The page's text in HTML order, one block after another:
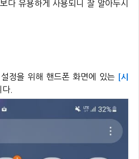
다 유용하게 사용되니 잘 알아두시
정을 위해 핸드폰 화면에 있는 [시
.